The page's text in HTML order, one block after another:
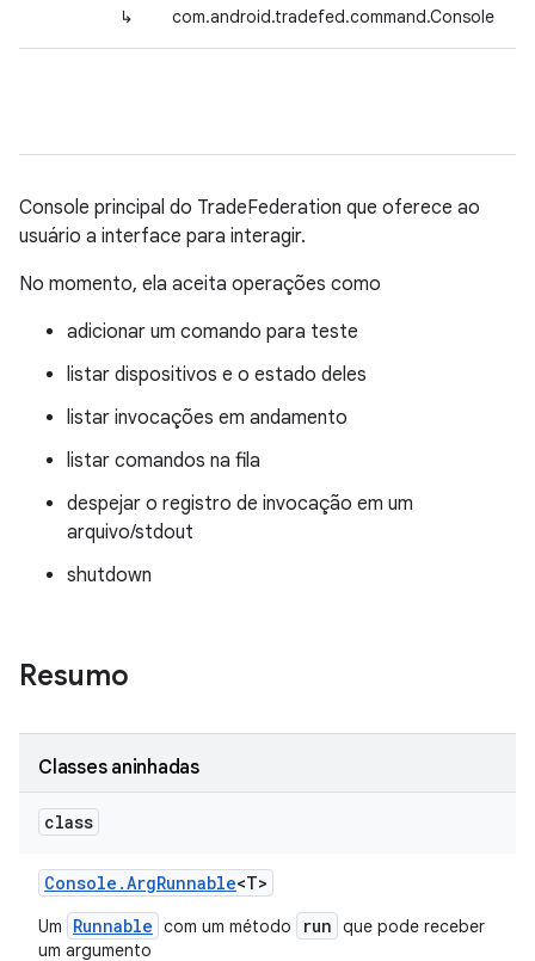
↳ com.android.tradefed.command.Console
Console principal do TradeFederation que oferece ao
usuário a interface para interagir.
No momento, ela aceita operações como
adicionar um comando para teste
listar dispositivos e o estado deles
listar invocações em andamento
listar comandos na fila
despejar o registro de invocação em um
arquivo/stdout
shutdown
Resumo
Classes aninhadas
class
Console .ArgRunnable<T>
Um Runnable com um método run que pode receber
um argumento